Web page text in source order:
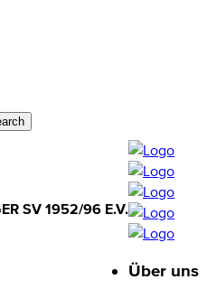
SV 1952/96 E.V.
Über uns